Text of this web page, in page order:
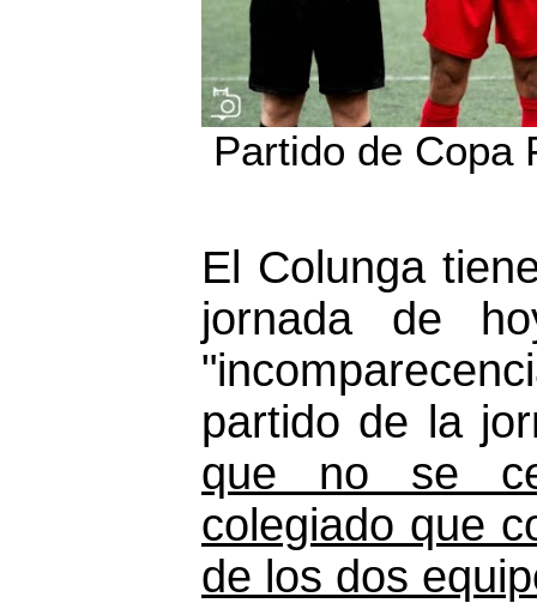
Partido de Copa
El Colunga
jornada de
partido de la
que no se
colegiado que
de los dos